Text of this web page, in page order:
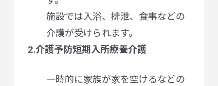
施設では入浴、排泄、食事などの
介護が受けられます。
2.介護予防短期入所療養介護
一時的に家族が家を空けるなどの